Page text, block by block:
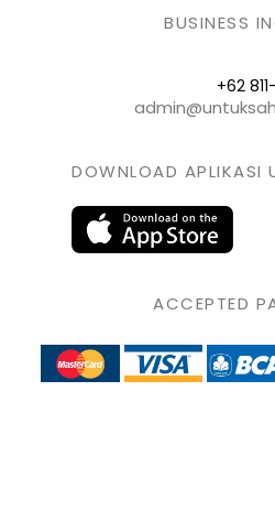
BUSINESS
+62
DOWNLOAD APLIKASI
ACCEPTED